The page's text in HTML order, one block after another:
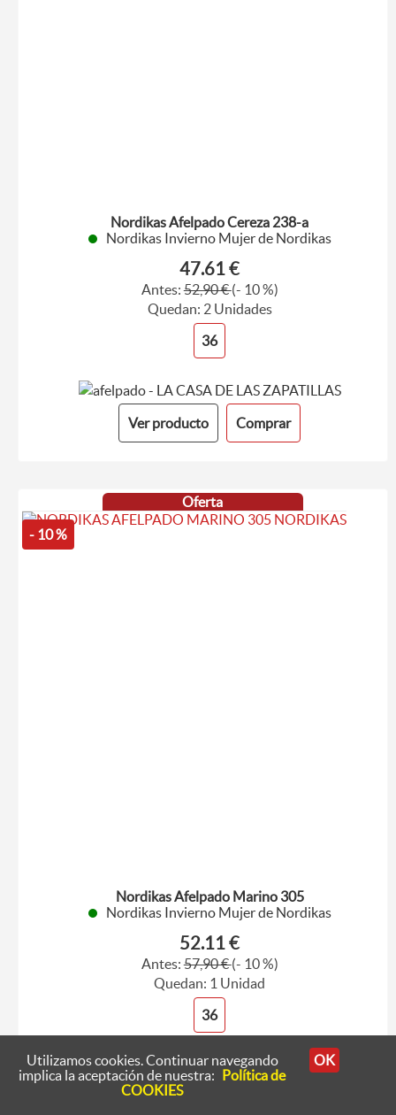
Nordikas Afelpado Cereza 238-a
Nordikas Invierno Mujer de Nordikas
47.61 €
Antes:52,90 €(- 10 %)
Quedan: 2 Unidades
36
Ver producto Comprar
Oferta
- 10 %
Nordikas Afelpado Marino 305
Nordikas Invierno Mujer de Nordikas
52.11 €
Antes:57,90 €(- 10 %)
Quedan: 1 Unidad
36
Ver producto
Utilizamos cookies. Continuar navegando
implica la aceptación de nuestra: Política de
COOKIES
OK